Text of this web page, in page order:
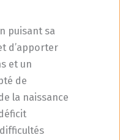
puisant sa
d’apporter
et un
de
la naissance